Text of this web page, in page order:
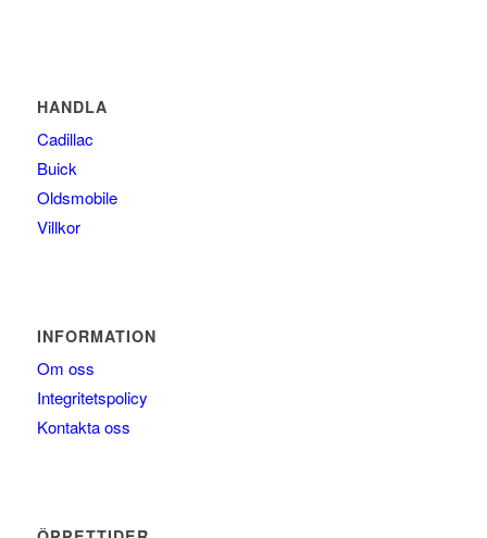
HANDLA
Cadillac
Buick
Oldsmobile
Villkor
INFORMATION
Om oss
Integritetspolicy
Kontakta oss